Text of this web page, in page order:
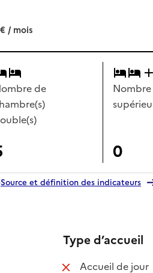
/ mois
de
0
Source et définition des indicateurs
Type d’accueil
Accueil de jour
: